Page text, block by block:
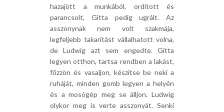
hazajött a munkából, ordított és
parancsolt, Gitta pedig ugrált. Az
asszonynak nem volt szakmája,
legfeljebb takarítást vállalhatott volna,
de Ludwig azt sem engedte. Gitta
legyen otthon, tartsa rendben a lakást,
főzzön és vasaljon, készítse be neki a
ruháját, minden gomb legyen a helyén
és a mosógép meg se álljon. Ludwig
olykor meg is verte asszonyát. Senki